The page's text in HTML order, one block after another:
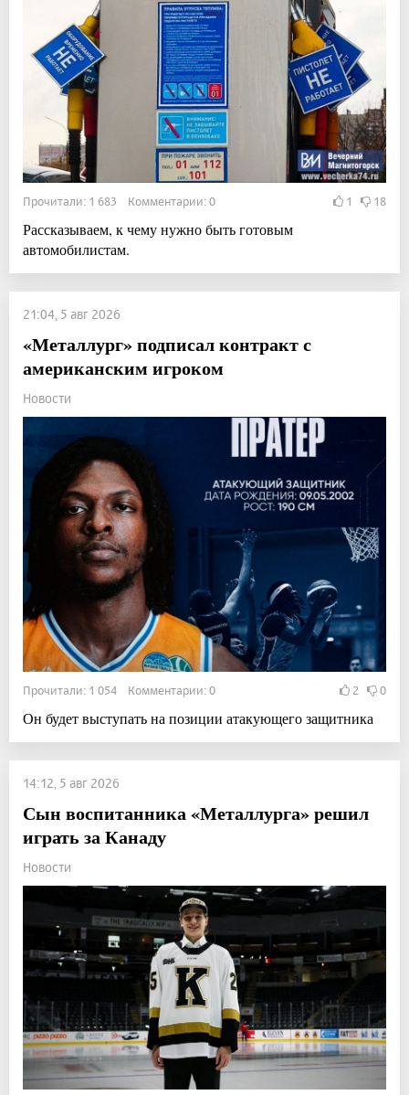
Прочитали: 1 683 Комментарии: 0 1 18
Рассказываем, к чему нужно быть готовым
автомобилистам.
21:04, 5 авг 2026
«Металлург» подписал контракт с
американским игроком
Новости
Прочитали: 1 054 Комментарии: 0 2 0
Он будет выступать на позиции атакующего защитника
14:12, 5 авг 2026
Сын воспитанника «Металлурга» решил
играть за Канаду
Новости